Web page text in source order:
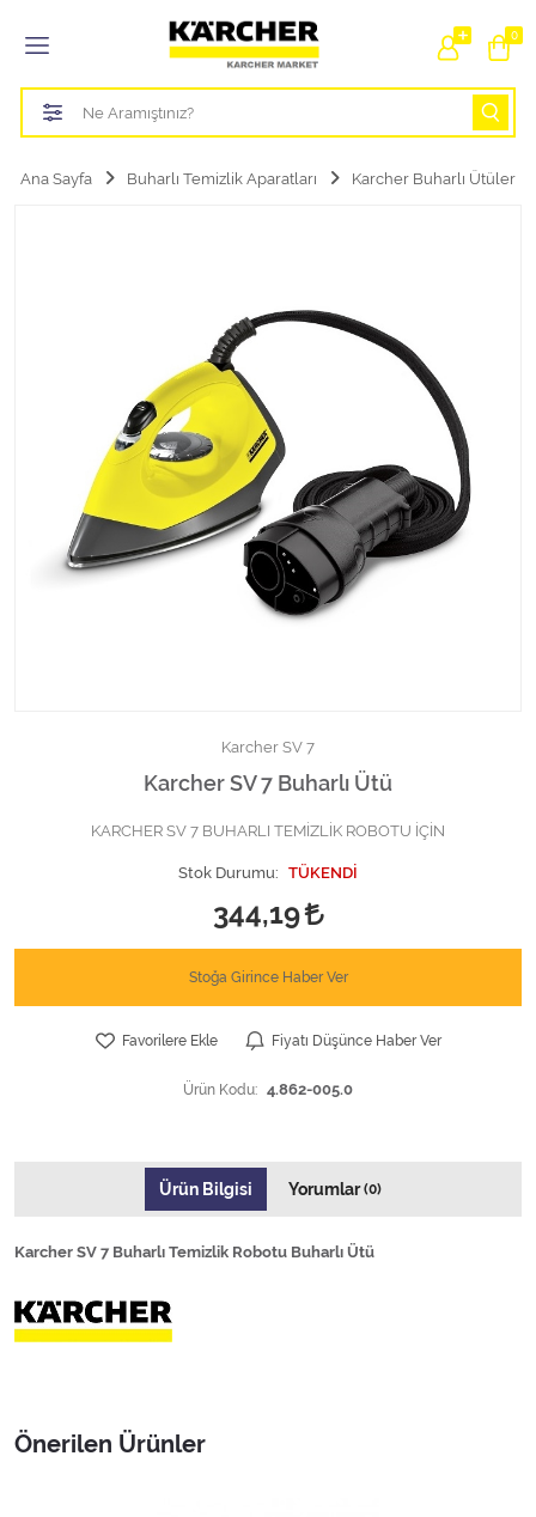
0
Tüm Kategoriler
Bahçe Sulama Ürünleri
Zemin Silme Makine Parçaları
Cam Silme Makine Parçaları
Halı Yıkama Makine Parçaları
Zemin Temizlik Makine Parçaları
Kimyasallar Deterjanlar
Ana Sayfa Buharlı Temizlik Aparatları Karcher Buharlı Ütüler
Karcher SV 7
Karcher SV 7 Buharlı Ütü
KARCHER SV 7 BUHARLI TEMİZLİK ROBOTU İÇİN
Stok Durumu: TÜKENDİ
344,19
Stoğa Girince Haber Ver
Favorilere Ekle Fiyatı Düşünce Haber Ver
Ürün Kodu: 4.862-005.0
Ürün Bilgisi Yorumlar(0)
Karcher SV 7 Buharlı Temizlik Robotu Buharlı Ütü
Önerilen Ürünler